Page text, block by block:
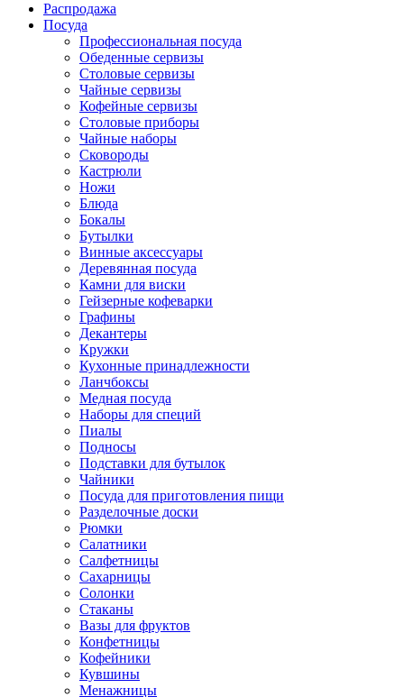
Распродажа
Посуда
Профессиональная посуда
Обеденные сервизы
Столовые сервизы
Чайные сервизы
Кофейные сервизы
Столовые приборы
Чайные наборы
Сковороды
Кастрюли
Ножи
Блюда
Бокалы
Бутылки
Винные аксессуары
Деревянная посуда
Камни для виски
Гейзерные кофеварки
Графины
Декантеры
Кружки
Кухонные принадлежности
Ланчбоксы
Медная посуда
Наборы для специй
Пиалы
Подносы
Подставки для бутылок
Чайники
Посуда для приготовления пищи
Разделочные доски
Рюмки
Салатники
Салфетницы
Сахарницы
Солонки
Стаканы
Вазы для фруктов
Конфетницы
Кофейники
Кувшины
Менажницы